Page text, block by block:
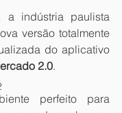
a indústria paulista
versão totalmente
2.0.
perfeito para